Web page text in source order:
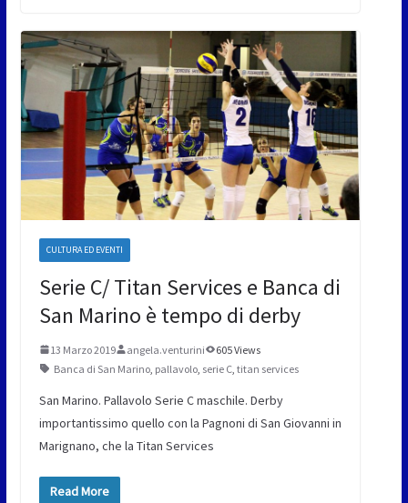
CULTURA ED EVENTI
Serie C/ Titan Services e Banca di
San Marino è tempo di derby
13 Marzo 2019 angela.venturini
605 Views
Banca di San Marino, pallavolo, serie C, titan services
San Marino. Pallavolo Serie C maschile. Derby
importantissimo quello con la Pagnoni di San Giovanni in
Marignano, che la Titan Services
Read More